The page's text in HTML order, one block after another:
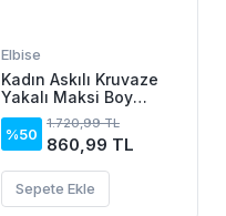
Elbise
Kadın Askılı Kruvaze
Yakalı Maksi Boy
Janjan Krep Elbise
%50
1.720,99 TL
860,99 TL
Sepete Ekle